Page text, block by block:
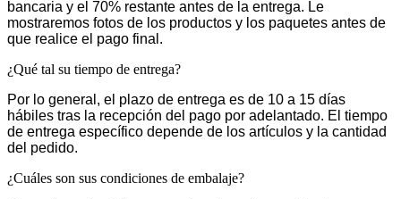
bancaria y el 70% restante antes de la entrega. Le
mostraremos fotos de los productos y los paquetes antes de
que realice el pago final.
¿Qué tal su tiempo de entrega?
Por lo general, el plazo de entrega es de 10 a 15 días
hábiles tras la recepción del pago por adelantado. El tiempo
de entrega específico depende de los artículos y la cantidad
del pedido.
¿Cuáles son sus condiciones de embalaje?